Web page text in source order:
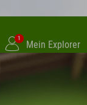
1
Mein Explorer